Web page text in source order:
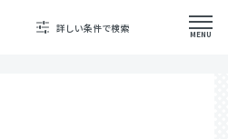
詳しい条件で検索 MENU